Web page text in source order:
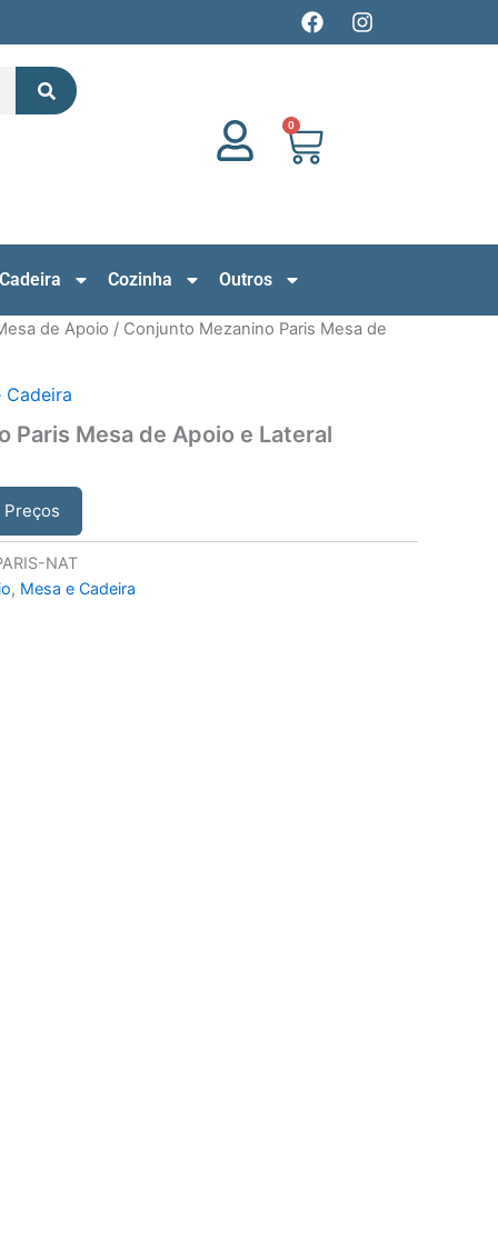
F
a
o
k
I
n
Search
0
Cart
Cozinha Outros
de Apoio / Conjunto Mezanino Paris Mesa de
Cadeira
Paris Mesa de Apoio e Lateral
NAT
, Mesa e Cadeira